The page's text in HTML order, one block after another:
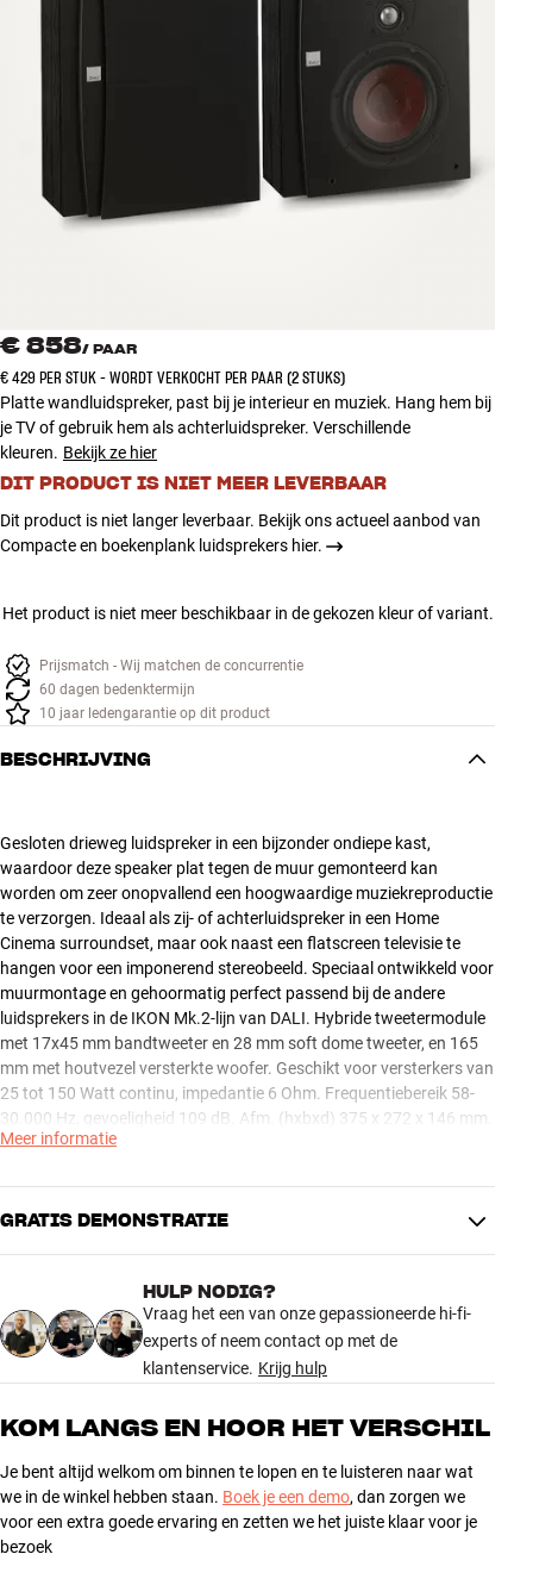
INSPIRATIE
NIEUW
Klantenservice
Inloggen
Klantenservice
Bouw met geluid
€ 858/ PAAR
€ 429 PER STUK - WORDT VERKOCHT PER PAAR (2 STUKS)
Platte wandluidspreker, past bij je interieur en muziek. Hang hem bij
je TV of gebruik hem als achterluidspreker. Verschillende
kleuren. Bekijk ze hier
DIT PRODUCT IS NIET MEER LEVERBAAR
Dit product is niet langer leverbaar. Bekijk ons actueel aanbod van
Compacte en boekenplank luidsprekers hier.
Het product is niet meer beschikbaar in de gekozen kleur of variant.
Prijsmatch - Wij matchen de concurrentie
60 dagen bedenktermijn
10 jaar ledengarantie op dit product
BESCHRIJVING
Gesloten drieweg luidspreker in een bijzonder ondiepe kast,
waardoor deze speaker plat tegen de muur gemonteerd kan
worden om zeer onopvallend een hoogwaardige muziekreproductie
te verzorgen. Ideaal als zij- of achterluidspreker in een Home
Cinema surroundset, maar ook naast een flatscreen televisie te
hangen voor een imponerend stereobeeld. Speciaal ontwikkeld voor
muurmontage en gehoormatig perfect passend bij de andere
luidsprekers in de IKON Mk.2-lijn van DALI. Hybride tweetermodule
met 17x45 mm bandtweeter en 28 mm soft dome tweeter, en 165
mm met houtvezel versterkte woofer. Geschikt voor versterkers van
25 tot 150 Watt continu, impedantie 6 Ohm. Frequentiebereik 58-
30.000 Hz, gevoeligheid 109 dB. Afm. (hxbxd) 375 x 272 x 146 mm.
Prijs per stuk.
Meer informatie
GRATIS DEMONSTRATIE
HULP NODIG?
Vraag het een van onze gepassioneerde hi-fi-
experts of neem contact op met de
klantenservice. Krijg hulp
KOM LANGS EN HOOR HET VERSCHIL
Je bent altijd welkom om binnen te lopen en te luisteren naar wat
we in de winkel hebben staan. Boek je een demo, dan zorgen we
voor een extra goede ervaring en zetten we het juiste klaar voor je
bezoek